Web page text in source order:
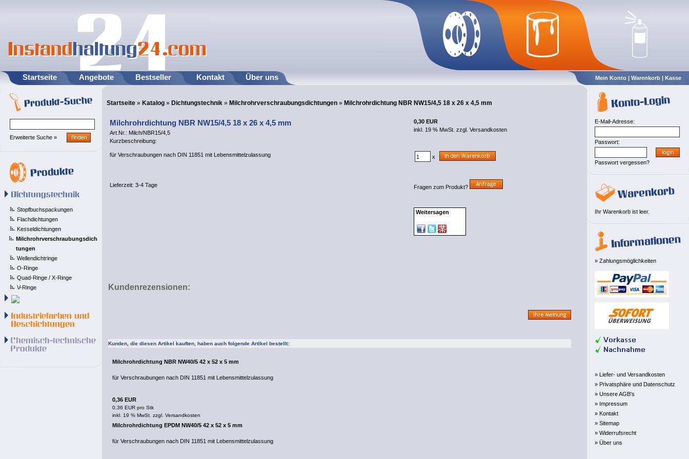
Startseite Angebote Bestseller Kontakt Über uns Mein Konto | Warenkorb | Kasse
Erweiterte Suche »
Stopfbuchspackungen
Flachdichtungen
Kesseldichtungen
Milchrohrverschraubungsdich
tungen
Wellendichtringe
O-Ringe
Quad-Ringe / X-Ringe
V-Ringe
Startseite » Katalog » Dichtungstechnik » Milchrohrverschraubungsdichtungen » Milchrohrdichtung NBR NW15/4,5 18 x 26 x 4,5 mm
Milchrohrdichtung NBR NW15/4,5 18 x 26 x 4,5 mm
Art.Nr.: Milch/NBR15/4,5
Kurzbeschreibung:
für Verschraubungen nach DIN 11851 mit Lebensmittelzulassung
Lieferzeit: 3-4 Tage
0,30 EUR
inkl. 19 % MwSt. zzgl. Versandkosten
x
Fragen zum Produkt?
Weitersagen
Kundenrezensionen:
Kunden, die diesen Artikel kauften, haben auch folgende Artikel bestellt:
Milchrohrdichtung NBR NW40/5 42 x 52 x 5 mm
für Verschraubungen nach DIN 11851 mit Lebensmittelzulassung
0,36 EUR
0,36 EUR pro Stk
inkl. 19 % MwSt. zzgl. Versandkosten
Milchrohrdichtung EPDM NW40/5 42 x 52 x 5 mm
für Verschraubungen nach DIN 11851 mit Lebensmittelzulassung
E-Mail-Adresse:
Passwort:
Passwort vergessen?
Ihr Warenkorb ist leer.
» Zahlungsmöglichkeiten
» Liefer- und Versandkosten
» Privatsphäre und Datenschutz
» Unsere AGB's
» Impressum
» Kontakt
» Sitemap
» Widerrufsrecht
» Über uns